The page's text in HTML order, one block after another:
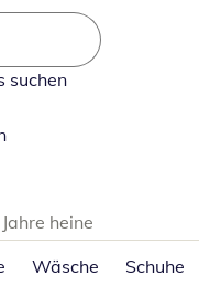
suchen
heine
Wäsche Schuhe